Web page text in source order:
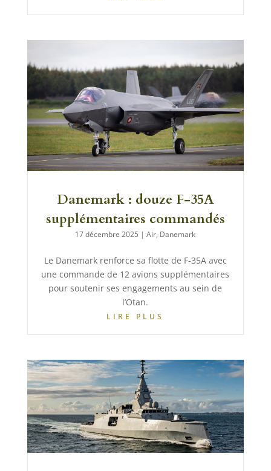
Danemark : douze F-35A
supplémentaires commandés
17 décembre 2025 |Air, Danemark
Le Danemark renforce sa flotte de F-35A avec
une commande de 12 avions supplémentaires
pour soutenir ses engagements au sein de
l’Otan.
LIRE PLUS